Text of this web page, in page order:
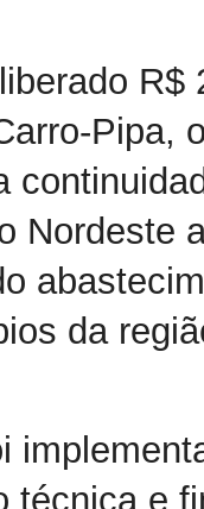
R$
Pipa,
Nordeste
da
técnica e